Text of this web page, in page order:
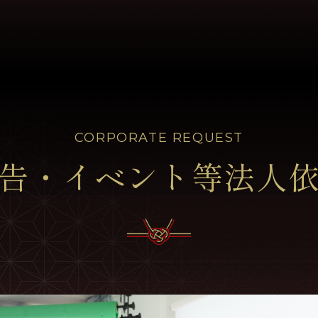
CORPORATE REQUEST
・イベント等法人